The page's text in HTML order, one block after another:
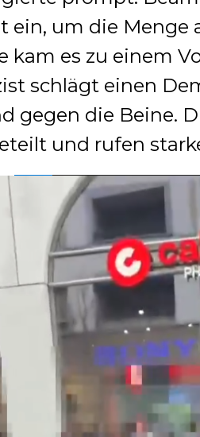
ein, um die Menge
kam es zu einem
schlägt einen
gegen die Beine.
und rufen